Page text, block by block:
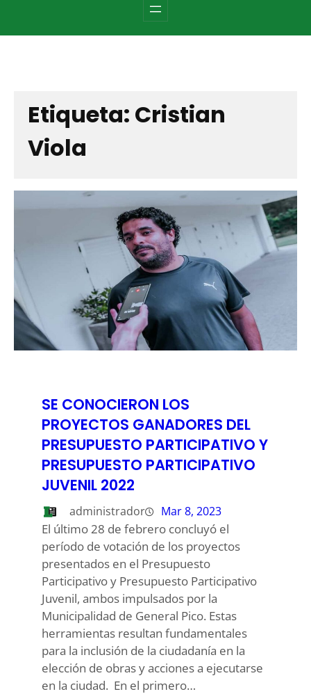
Etiqueta: Cristian
Viola
SE CONOCIERON LOS
PROYECTOS GANADORES DEL
PRESUPUESTO PARTICIPATIVO Y
PRESUPUESTO PARTICIPATIVO
JUVENIL 2022
administrador Mar 8, 2023
El último 28 de febrero concluyó el
período de votación de los proyectos
presentados en el Presupuesto
Participativo y Presupuesto Participativo
Juvenil, ambos impulsados por la
Municipalidad de General Pico. Estas
herramientas resultan fundamentales
para la inclusión de la ciudadanía en la
elección de obras y acciones a ejecutarse
en la ciudad. En el primero…